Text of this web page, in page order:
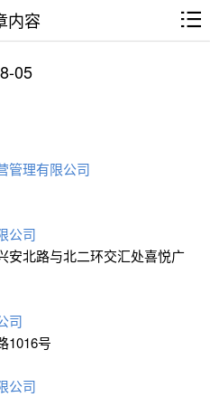
内容
05
管理有限公司
公司
安北路与北二环交汇处喜悦广
司
1016号
公司